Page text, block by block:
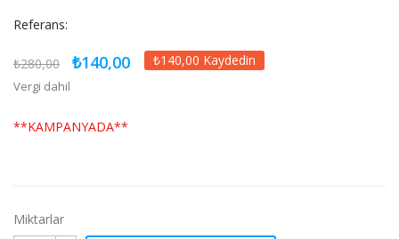
Referans:
₺280,00 ₺140,00 ₺140,00 Kaydedin
Vergi dahil
**KAMPANYADA**
Miktarlar